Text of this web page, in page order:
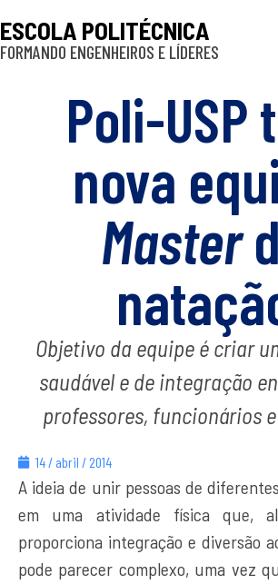
ESCOLA POLITÉCNICA
FORMANDO ENGENHEIROS E LÍDERES
Poli-USP
nova
Master
Objetivo da equipe é criar
saudável e de integração
professores, funcionários
14 / abril / 2014
A ideia de unir pessoas de
em uma atividade física que,
proporciona integração e diversão
pode parecer complexo, uma vez